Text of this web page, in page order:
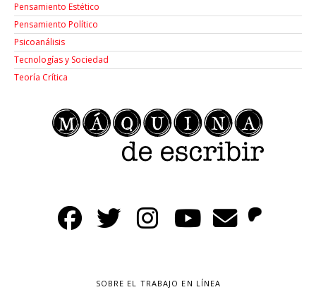
Pensamiento Estético
Pensamiento Político
Psicoanálisis
Tecnologías y Sociedad
Teoría Crítica
SOBRE EL TRABAJO EN LÍNEA